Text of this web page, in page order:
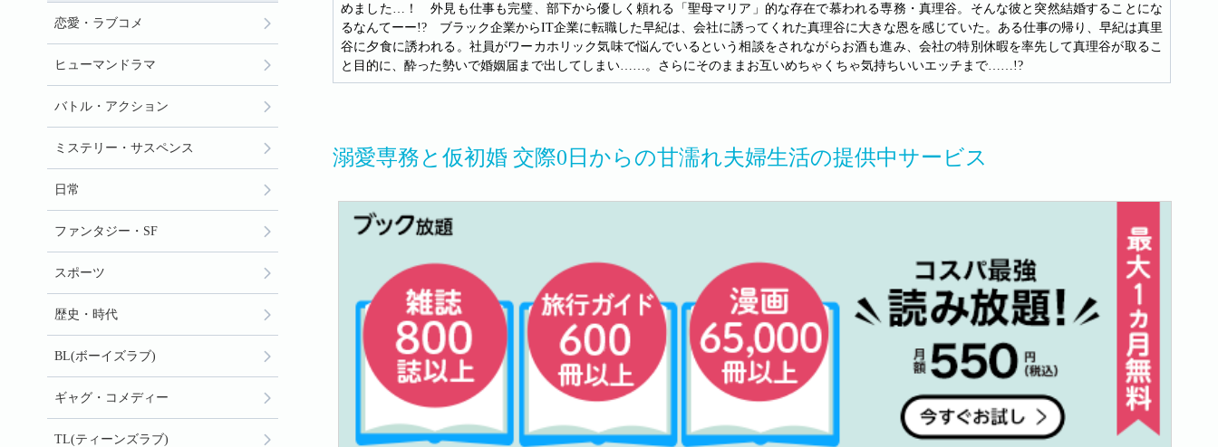
めました…！ 外見も仕事も完璧、部下から優しく頼れる「聖母マリア」的な存在で慕われる専務・真理谷。そんな彼と突然結婚することにな
るなんてーー!? ブラック企業からIT企業に転職した早紀は、会社に誘ってくれた真理谷に大きな恩を感じていた。ある仕事の帰り、早紀は真里
谷に夕食に誘われる。社員がワーカホリック気味で悩んでいるという相談をされながらお酒も進み、会社の特別休暇を率先して真理谷が取るこ
と目的に、酔った勢いで婚姻届まで出してしまい……。さらにそのままお互いめちゃくちゃ気持ちいいエッチまで……!?
溺愛専務と仮初婚 交際0日からの甘濡れ夫婦生活の提供中サービス
恋愛・ラブコメ
ヒューマンドラマ
バトル・アクション
ミステリー・サスペンス
日常
ファンタジー・SF
スポーツ
歴史・時代
BL(ボーイズラブ)
ギャグ・コメディー
TL(ティーンズラブ)